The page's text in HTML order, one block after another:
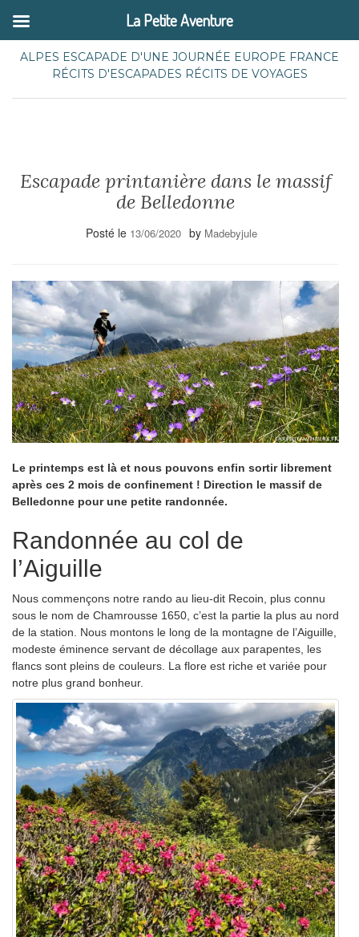
ALPES ESCAPADE D'UNE JOURNÉE EUROPE FRANCE
RÉCITS D'ESCAPADES RÉCITS DE VOYAGES
Escapade printanière dans le massif
de Belledonne
Posté le 13/06/2020 by Madebyjule
Le printemps est là et nous pouvons enfin sortir librement
après ces 2 mois de confinement ! Direction le massif de
Belledonne pour une petite randonnée.
Randonnée au col de
l’Aiguille
Nous commençons notre rando au lieu-dit Recoin, plus connu
sous le nom de Chamrousse 1650, c’est la partie la plus au nord
de la station. Nous montons le long de la montagne de l’Aiguille,
modeste éminence servant de décollage aux parapentes, les
flancs sont pleins de couleurs. La flore est riche et variée pour
notre plus grand bonheur.
La Petite Aventure